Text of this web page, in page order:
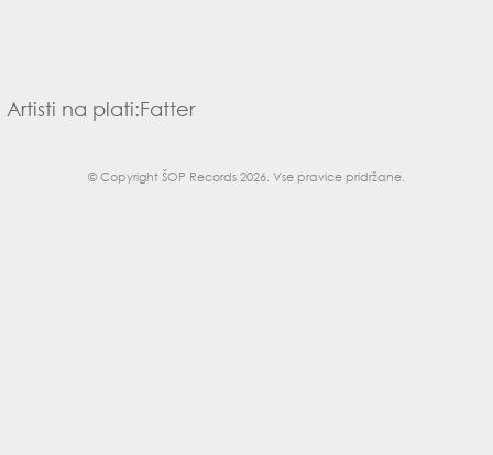
Artisti na plati:Fatter
© CopyrightŠOP Records 2026. Vse pravice pridržane.